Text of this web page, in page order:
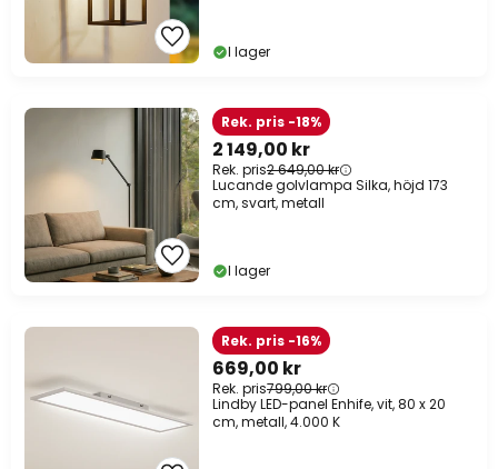
I lager
2 149,00 kr
Rek. pris2 649,00 kr
Rek. pris -18%
Lucande golvlampa Silka, höjd 173
cm, svart, metall
I lager
669,00 kr
Rek. pris799,00 kr
Rek. pris -16%
Lindby LED-panel Enhife, vit, 80 x 20
cm, metall, 4.000 K